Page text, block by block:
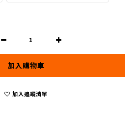
加入購物車
加入追蹤清單